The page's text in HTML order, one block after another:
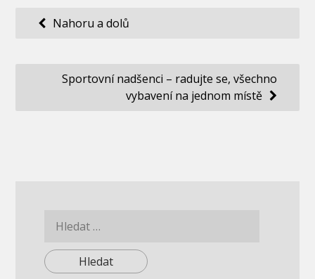
Navigace
příspěvek
Nahoru a dolů
Sportovní nadšenci – radujte se, všechno
vybavení na jednom místě